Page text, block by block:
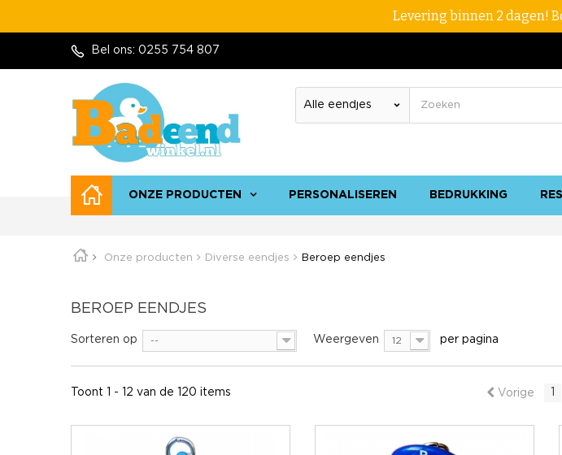
Levering binnen 2 dagen!
Bel ons: 0255 754 807
ONZE PRODUCTEN PERSONALISEREN BEDRUKKING
Onze producten Diverse eendjes Beroep eendjes
BEROEP EENDJES
Sorteren op -- Weergeven 12 per pagina
Vorige
Toont 1 - 12 van de 120 items